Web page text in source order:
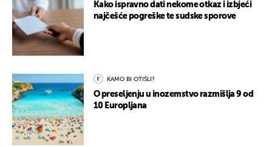
Kako ispravno dati nekome otkaz i izbjeći
najčešće pogreške te sudske sporove
KAMO BI OTIŠLI?
O preseljenju u inozemstvo razmišlja 9 od
10 Europljana